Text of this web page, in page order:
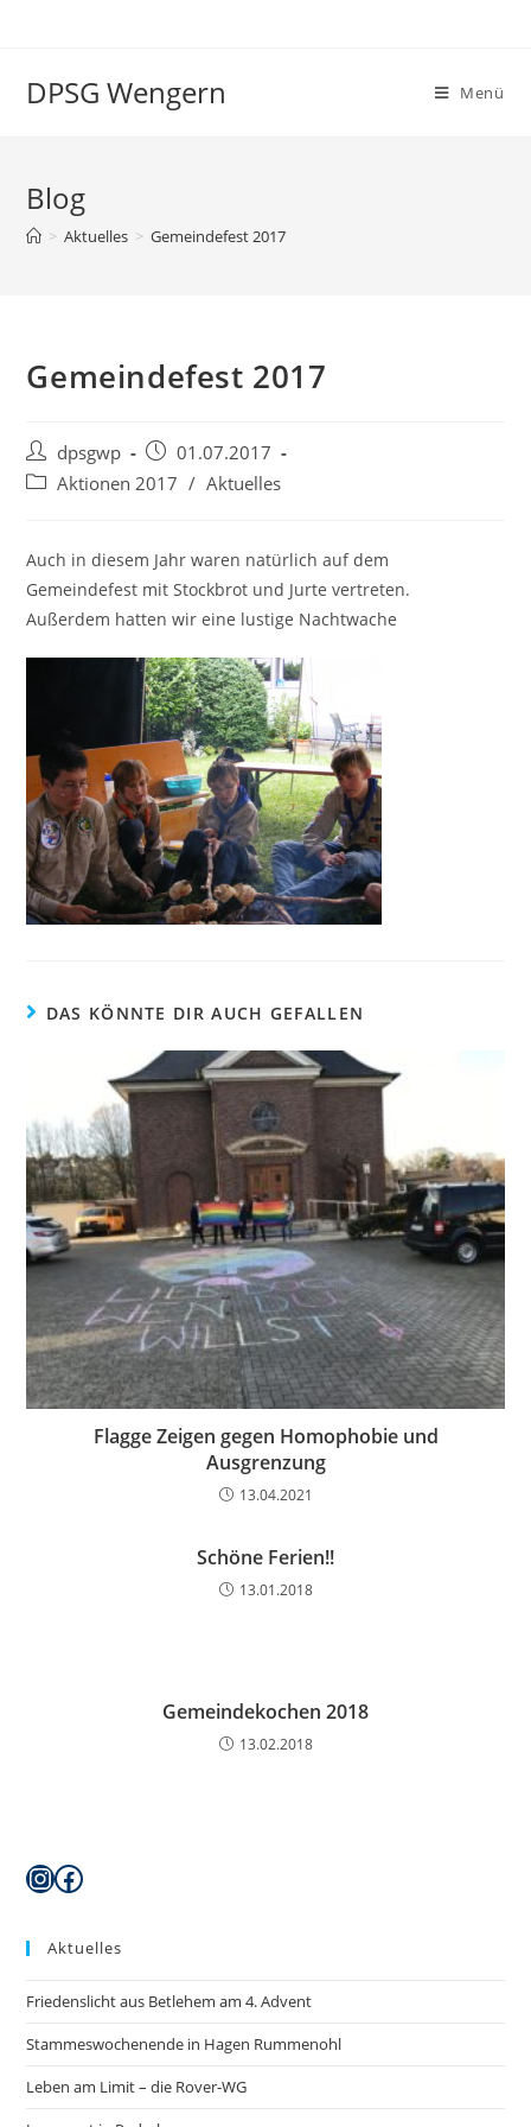
DPSG Wengern Menü
Blog
> Aktuelles > Gemeindefest 2017
Gemeindefest 2017
Beitrags-
Autor:
dpsgwp
Beitrag
veröffentlicht:
01.07.2017
Beitrags-
Aktionen 2017 / Aktuelles
Auch in diesem Jahr waren natürlich auf dem
Gemeindefest mit Stockbrot und Jurte vertreten.
Außerdem hatten wir eine lustige Nachtwache
DAS KÖNNTE DIR AUCH GEFALLEN
Flagge Zeigen gegen Homophobie und
Ausgrenzung
13.04.2021
Schöne Ferien!!
13.01.2018
Gemeindekochen 2018
13.02.2018
Instagram
Facebook
Aktuelles
Friedenslicht aus Betlehem am 4. Advent
Stammeswochenende in Hagen Rummenohl
Leben am Limit – die Rover-WG